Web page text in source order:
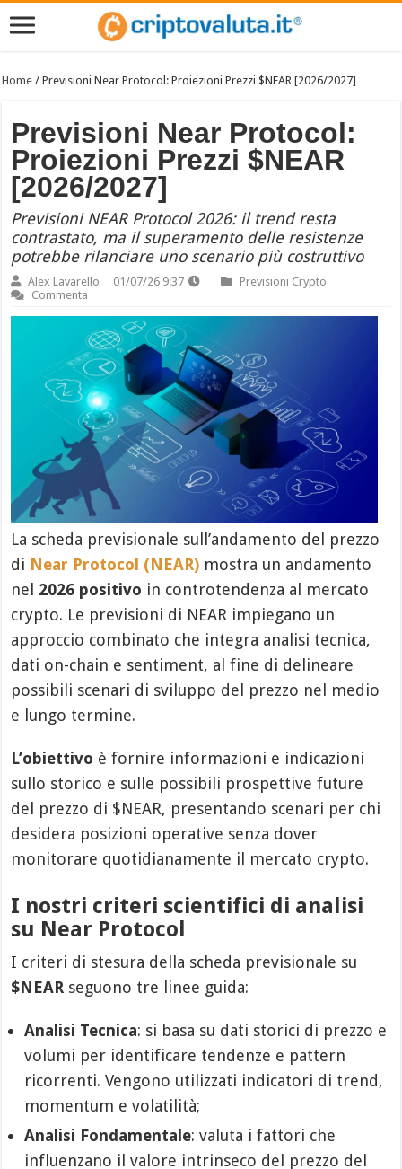
Home /Previsioni Near Protocol: Proiezioni Prezzi $NEAR [2026/2027]
Previsioni Near Protocol:
Proiezioni Prezzi $NEAR
[2026/2027]
Previsioni NEAR Protocol 2026: il trend resta
contrastato, ma il superamento delle resistenze
potrebbe rilanciare uno scenario più costruttivo
Alex Lavarello 01/07/26 9:37
Previsioni Crypto
Commenta
La scheda previsionale sull’andamento del prezzo
di Near Protocol (NEAR) mostra un andamento
nel 2026 positivo in controtendenza al mercato
crypto. Le previsioni di NEAR impiegano un
approccio combinato che integra analisi tecnica,
dati on-chain e sentiment, al fine di delineare
possibili scenari di sviluppo del prezzo nel medio
e lungo termine.
L’obiettivo è fornire informazioni e indicazioni
sullo storico e sulle possibili prospettive future
del prezzo di $NEAR, presentando scenari per chi
desidera posizioni operative senza dover
monitorare quotidianamente il mercato crypto.
I nostri criteri scientifici di analisi
su Near Protocol
I criteri di stesura della scheda previsionale su
$NEAR seguono tre linee guida:
Analisi Tecnica: si basa su dati storici di prezzo e
volumi per identificare tendenze e pattern
ricorrenti. Vengono utilizzati indicatori di trend,
momentum e volatilità;
Analisi Fondamentale: valuta i fattori che
influenzano il valore intrinseco del prezzo del